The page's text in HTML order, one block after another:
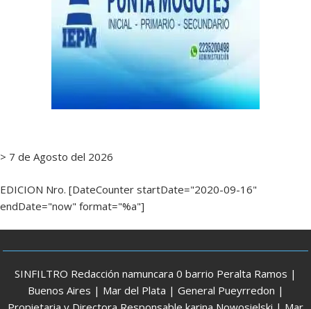
> 7 de Agosto del 2026
EDICION Nro. [DateCounter startDate="2020-09-16"
endDate="now" format="%a"]
SINFILTRO Redacción namuncara 0 barrio Peralta Ramos |
Buenos Aires | Mar del Plata | General Pueyrredon |